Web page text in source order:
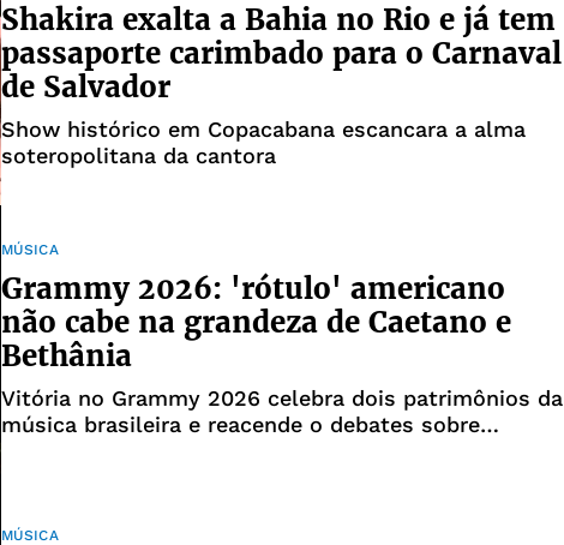
Shakira exalta a Bahia no Rio e já tem
passaporte carimbado para o Carnaval
de Salvador
Show histórico em Copacabana escancara a alma
soteropolitana da cantora
MÚSICA
Grammy 2026: 'rótulo' americano
não cabe na grandeza de Caetano e
Bethânia
Vitória no Grammy 2026 celebra dois patrimônios da
música brasileira e reacende o debates sobre
MÚSICA